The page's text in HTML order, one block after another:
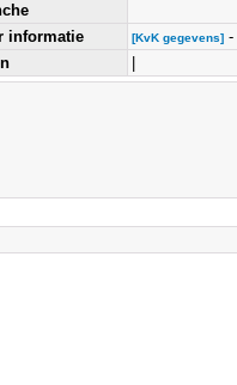
informatie
[KvK gegevens]-